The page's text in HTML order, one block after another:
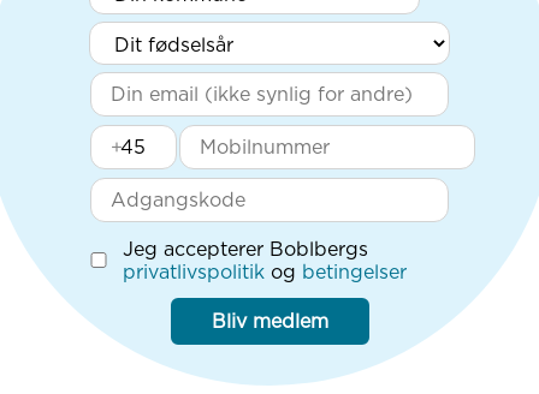
+
Jeg accepterer Boblbergs
privatlivspolitik og betingelser
Bliv medlem